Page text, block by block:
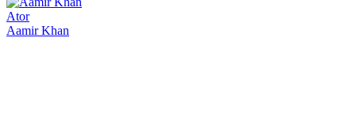
Ator
Aamir Khan